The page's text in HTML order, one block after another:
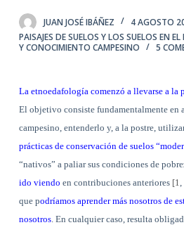
e
d
o
JUAN JOSÉ IBÁÑEZ 4 AGOSTO
PAISAJES DE SUELOS Y LOS SUELOS EN EL
Y CONOCIMIENTO CAMPESINO
5
La etnoedafología comenzó a llevarse a
El objetivo consiste fundamentalmente en
campesino, entenderlo y, a la postre,
prácticas de conservación de suelos
“nativos” a paliar sus condiciones de
ido viendo en contribuciones anteriores [1
que podríamos aprender más nosotros de
nosotros. En cualquier caso, resulta